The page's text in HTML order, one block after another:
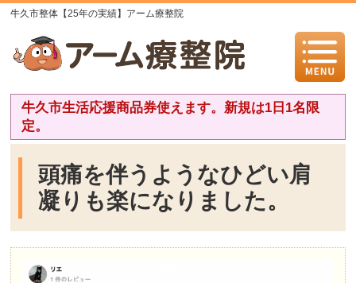
牛久市整体【25年の実績】アーム療整院
牛久市生活応援商品券使えます。新規は1日1名限
定。
頭痛を伴うようなひどい肩
凝りも楽になりました。